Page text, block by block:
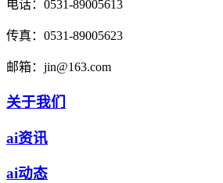
电话： 0531-89005613
传真： 0531-89005623
邮箱： jin@163.com
关于我们
ai资讯
ai动态